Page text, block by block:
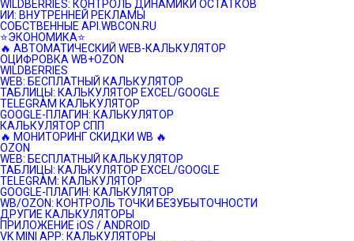
WILDBERRIES: КОНТРОЛЬ ДИНАМИКИ ОСТАТКОВ
ИИ: ВНУТРЕННЕЙ РЕКЛАМЫ
СОБСТВЕННЫЕ API.WBCON.RU
⭐️ЭКОНОМИКА⭐️
🔥 АВТОМАТИЧЕСКИЙ WEB-КАЛЬКУЛЯТОР
ОЦИФРОВКА WB+OZON
WILDBERRIES
WEB: БЕСПЛАТНЫЙ КАЛЬКУЛЯТОР
ТАБЛИЦЫ: КАЛЬКУЛЯТОР EXCEL/GOOGLE
TELEGRAM КАЛЬКУЛЯТОР
GOOGLE-ПЛАГИН: КАЛЬКУЛЯТОР
КАЛЬКУЛЯТОР СПП
🔥 МОНИТОРИНГ СКИДКИ WB 🔥
OZON
WEB: БЕСПЛАТНЫЙ КАЛЬКУЛЯТОР
ТАБЛИЦЫ: КАЛЬКУЛЯТОР EXCEL/GOOGLE
TELEGRAM: КАЛЬКУЛЯТОР
GOOGLE-ПЛАГИН: КАЛЬКУЛЯТОР
WB/OZON: КОНТРОЛЬ ТОЧКИ БЕЗУБЫТОЧНОСТИ
ДРУГИЕ КАЛЬКУЛЯТОРЫ
ПРИЛОЖЕНИЕ iOS / ANDROID
VK MINI APP: КАЛЬКУЛЯТОРЫ